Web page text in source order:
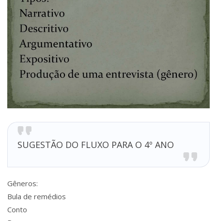
SUGESTÃO DO FLUXO PARA O 4º ANO
Gêneros:
Bula de remédios
Conto